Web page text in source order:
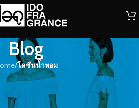
Blog
/โลชั่นน้ำหอม
โลชั่นน้ำหอม
ดใส เปล่งประกายด้วย